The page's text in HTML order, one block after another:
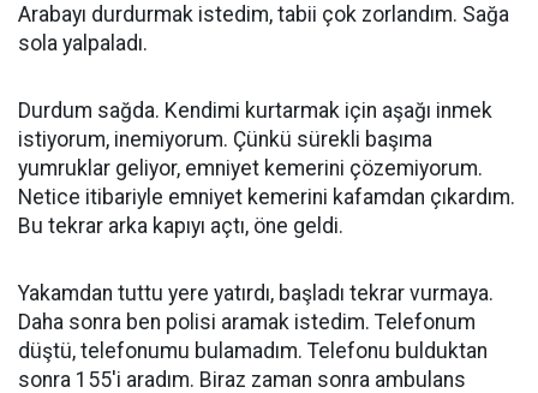
Arabayı durdurmak istedim, tabii çok zorlandım. Sağa
sola yalpaladı.
Durdum sağda. Kendimi kurtarmak için aşağı inmek
istiyorum, inemiyorum. Çünkü sürekli başıma
yumruklar geliyor, emniyet kemerini çözemiyorum.
Netice itibariyle emniyet kemerini kafamdan çıkardım.
Bu tekrar arka kapıyı açtı, öne geldi.
Yakamdan tuttu yere yatırdı, başladı tekrar vurmaya.
Daha sonra ben polisi aramak istedim. Telefonum
düştü, telefonumu bulamadım. Telefonu bulduktan
sonra 155'i aradım. Biraz zaman sonra ambulans